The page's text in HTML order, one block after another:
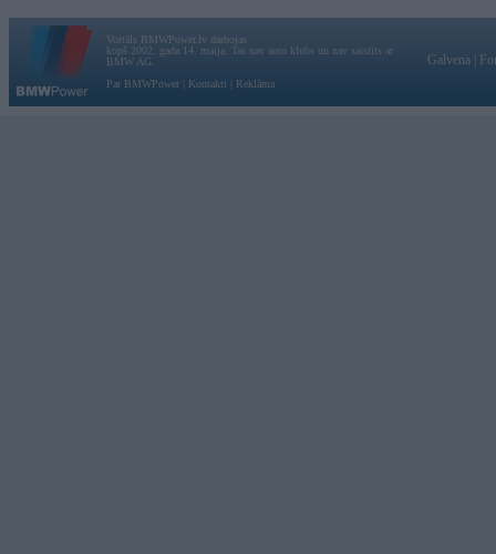
Vortāls BMWPower.lv darbojas
kopš 2002. gada 14. maija. Tas nav auto klubs un nav saistīts ar
BMW AG.
Par BMWPower
Kontakti Reklāma
Galvena